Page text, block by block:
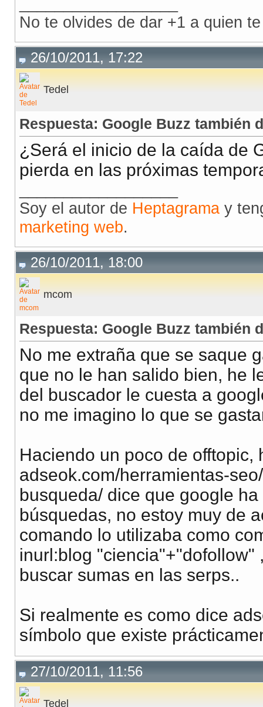
No te olvides de dar +1 a quien
26/10/2011, 17:22
Tedel
Respuesta: Google Buzz también
¿Será el inicio de la caída de
pierda en las próximas
Soy el autor de Heptagrama y
marketing web.
26/10/2011, 18:00
mcom
Respuesta: Google Buzz también
No me extraña que se saque
que no le han salido bien, he
del buscador le cuesta a
no me imagino lo que se
Haciendo un poco de offtopic,
adseok.com/herramientas-
busqueda/ dice que google
búsquedas, no estoy muy de
comando lo utilizaba como
inurl:blog
buscar sumas en las serps..
Si realmente es como dice
símbolo que existe
27/10/2011, 11:56
Tedel